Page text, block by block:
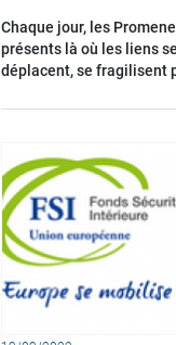
Chaque jour, les
présents là où les liens
déplacent, se fragilisent